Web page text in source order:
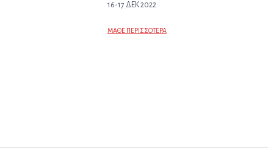
16-17 ΔΕΚ 2022
ΜΑΘΕ ΠΕΡΙΣΣΟΤΕΡΑ